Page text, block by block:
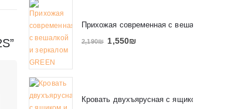
Прихожая современная с вешалкой и
2,190₪ 1,550₪
Кровать двухъярусная с ящиком и